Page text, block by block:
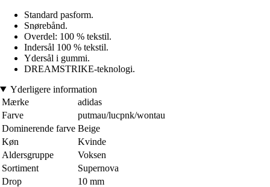
Standard pasform.
Snørebånd.
Overdel: 100 % tekstil.
Indersål 100 % tekstil.
Ydersål i gummi.
DREAMSTRIKE-teknologi.
Yderligere information
Mærke
adidas
Farve
putmau/lucpnk/wontau
Dominerende farve Beige
Køn
Kvinde
Aldersgruppe
Voksen
Sortiment
Supernova
Drop
10 mm